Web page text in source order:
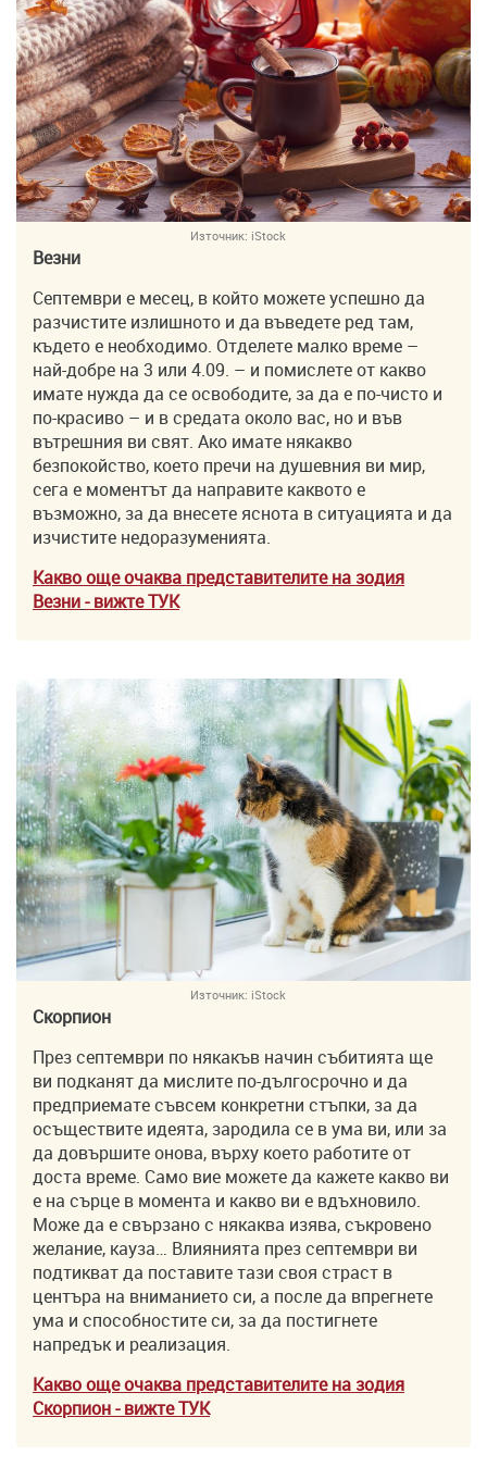
Източник: iStock
Везни
Септември е месец, в който можете успешно да
разчистите излишното и да въведете ред там,
където е необходимо. Отделете малко време –
най-добре на 3 или 4.09. – и помислете от какво
имате нужда да се освободите, за да е по-чисто и
по-красиво – и в средата около вас, но и във
вътрешния ви свят. Ако имате някакво
безпокойство, което пречи на душевния ви мир,
сега е моментът да направите каквото е
възможно, за да внесете яснота в ситуацията и да
изчистите недоразуменията.
Какво още очаква представителите на зодия
Везни- вижте ТУK
Източник: iStock
Скорпион
През септември по някакъв начин събитията ще
ви подканят да мислите по-дългосрочно и да
предприемате съвсем конкретни стъпки, за да
осъществите идеята, зародила се в ума ви, или за
да довършите онова, върху което работите от
доста време. Само вие можете да кажете какво ви
е на сърце в момента и какво ви е вдъхновило.
Може да е свързано с някаква изява, съкровено
желание, кауза… Влиянията през септември ви
подтикват да поставите тази своя страст в
центъра на вниманието си, а после да впрегнете
ума и способностите си, за да постигнете
напредък и реализация.
Какво още очаква представителите на зодия
Скорпион- вижте ТУK